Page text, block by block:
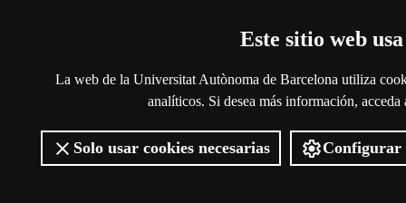
Este sitio web
La web de la Universitat Autònoma de Barcelona utiliza
analíticos. Si desea más información, acceda
Solo usar cookies necesarias Configurar